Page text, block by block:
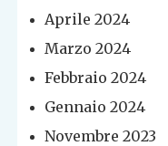
Aprile 2024
Marzo 2024
Febbraio 2024
Gennaio 2024
Novembre 2023